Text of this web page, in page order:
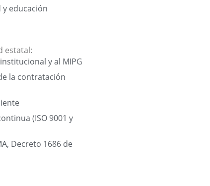
educación
estatal:
y al MIPG
la contratación
(ISO 9001 y
Decreto 1686 de